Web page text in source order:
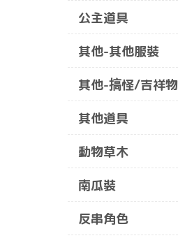
公主道具
其他-其他服裝
其他-搞怪/吉祥物
其他道具
動物草木
南瓜裝
反串角色